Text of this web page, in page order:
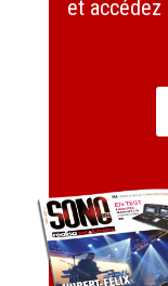
et accédez